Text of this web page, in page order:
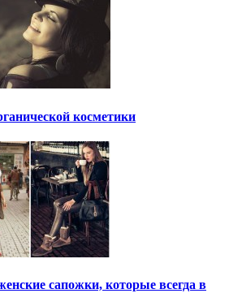
косметики
сапожки, которые всегда в